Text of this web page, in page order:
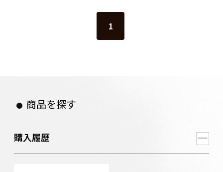
1
商品を探す
購入履歴